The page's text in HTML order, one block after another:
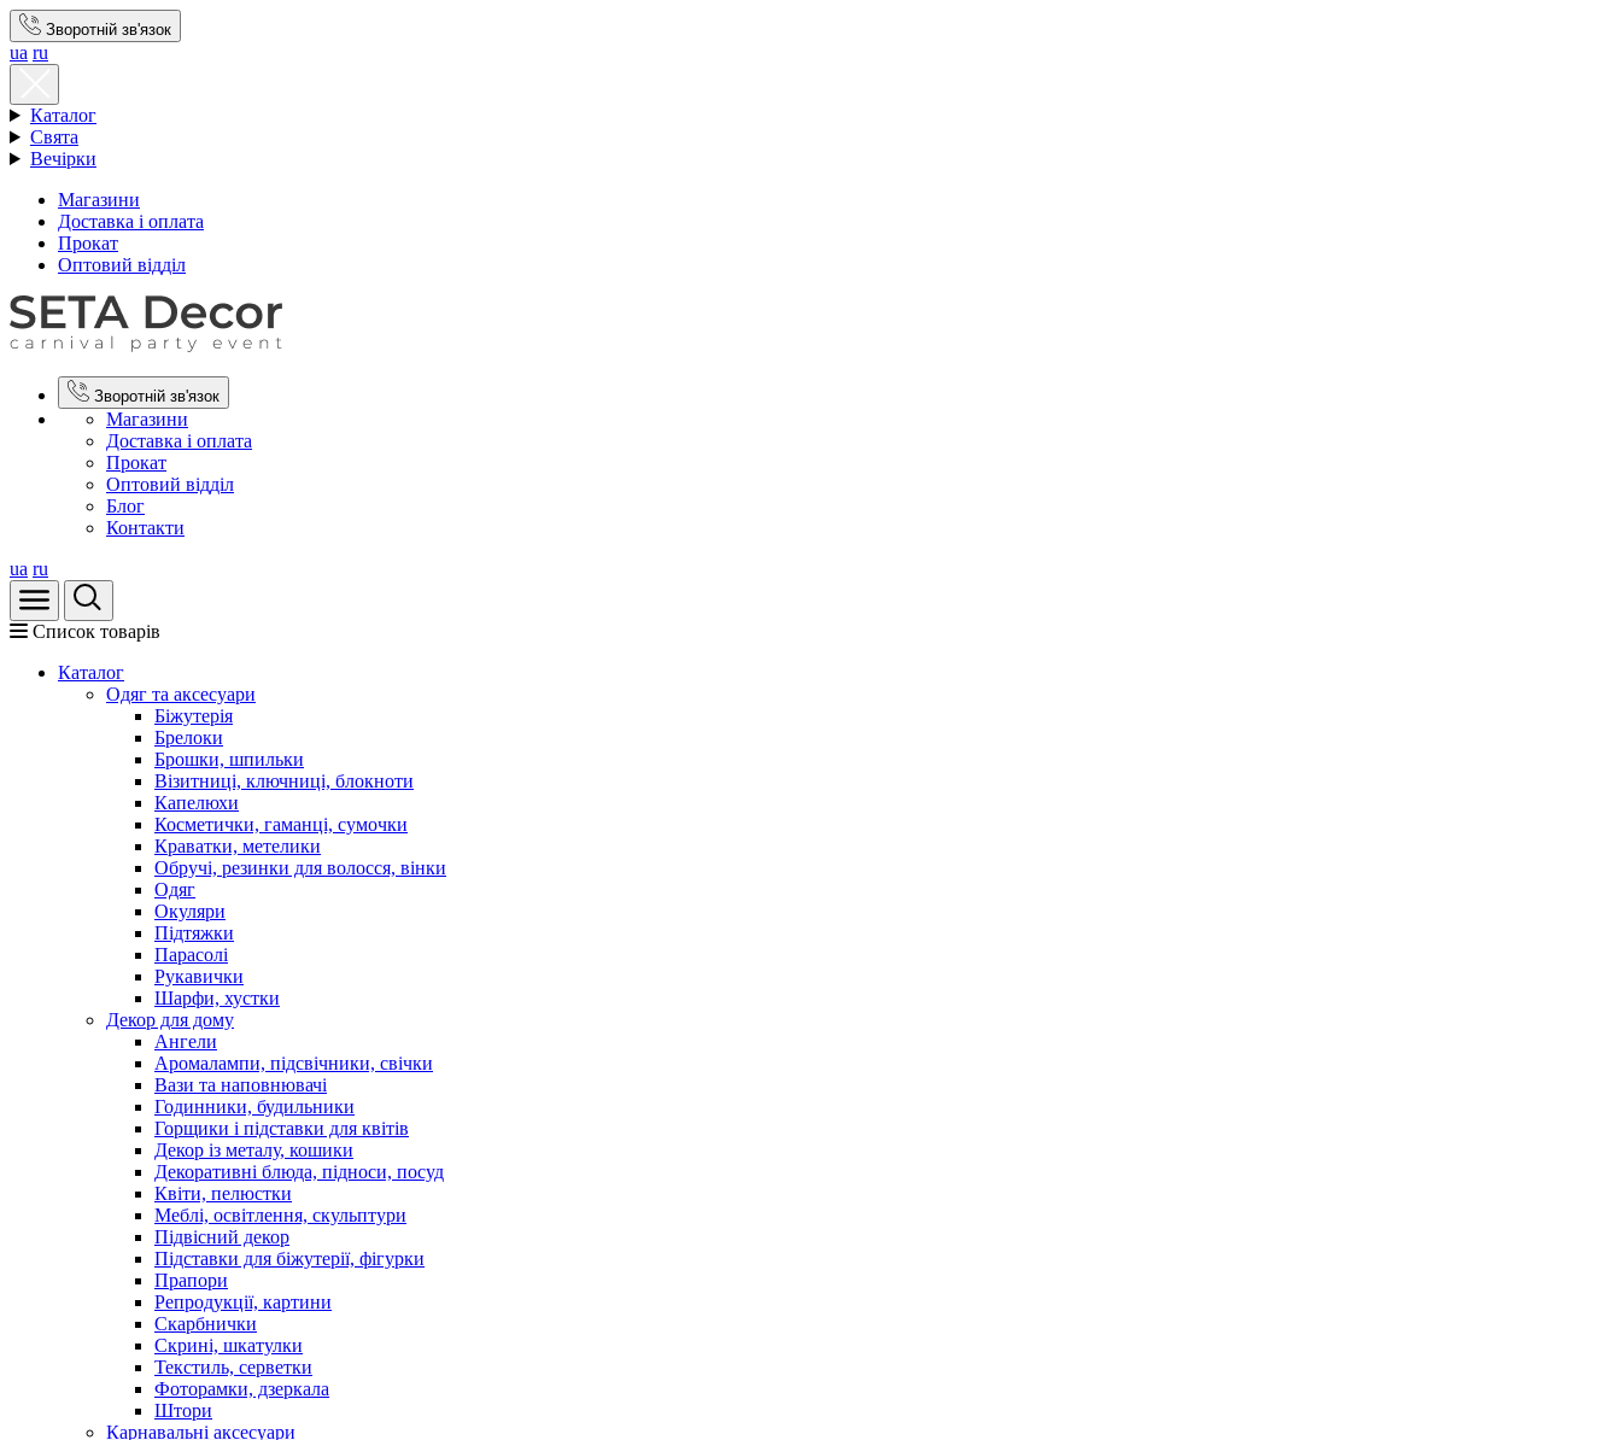
Зворотній зв'язок
ua ru
Каталог
Свята
Вечірки
Магазини
Доставка і оплата
Прокат
Оптовий відділ
Зворотній зв'язок
Магазини
Доставка і оплата
Прокат
Оптовий відділ
Блог
Контакти
ua ru
Список товарів
Каталог
Oдяг та аксесуари
Біжутерія
Брелоки
Брошки, шпильки
Візитниці, ключниці, блокноти
Капелюхи
Косметички, гаманці, сумочки
Краватки, метелики
Обручі, резинки для волосся, вінки
Одяг
Окуляри
Підтяжки
Парасолі
Рукавички
Шарфи, хустки
Декор для дому
Ангели
Аромалампи, підсвічники, свічки
Вази та наповнювачі
Годинники, будильники
Горщики і підставки для квітів
Декор із металу, кошики
Декоративні блюда, підноси, посуд
Квіти, пелюстки
Меблі, освітлення, скульптури
Підвісний декор
Підставки для біжутерії, фігурки
Прапори
Репродукції, картини
Скарбнички
Скрині, шкатулки
Текстиль, серветки
Фоторамки, дзеркала
Штори
Карнавальні аксесуари